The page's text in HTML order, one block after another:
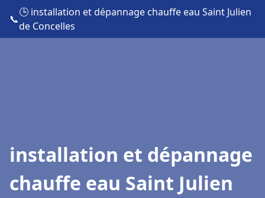
📞
🕒 installation et dépannage chauffe eau Saint Julien
de Concelles
installation et dépannage
chauffe eau Saint Julien